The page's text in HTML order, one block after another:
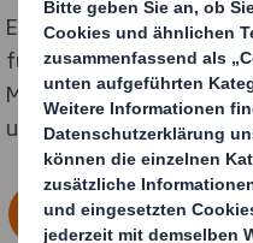
Ein Auslandssemester in
für Fabian wahr. Er
Mahidol University in
und Erlebnissen spricht
FINDE HIER